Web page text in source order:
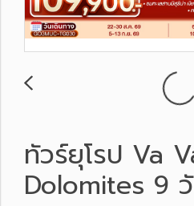
ทัวร์ยุโรป Va
Dolomites 9